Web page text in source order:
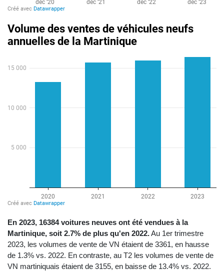
En 2023, 16384 voitures neuves ont été vendues à la
Martinique, soit 2.7% de plus qu'en 2022.Au 1er trimestre
2023, les volumes de vente de VN étaient de 3361, en hausse
de 1.3% vs. 2022. En contraste, au T2 les volumes de vente de
VN martiniquais étaient de 3155, en baisse de 13.4% vs. 2022.